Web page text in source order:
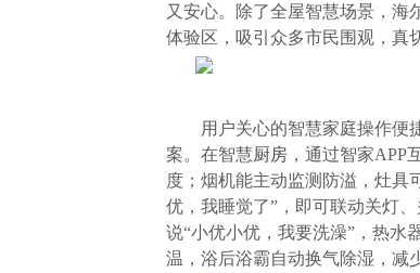
又安心。除了全屋智慧场景，海
体验区，吸引众多市民围观，真
用户关心的智慧家庭操作便
案。在智慧厨房 ，通过智家APP
度；烟机能主动监测防溢，灶具
优，我睡觉了”，即可联动关灯
说“小优小优，我要洗澡”，热水
温，浴后浴霸自动换气除湿，减